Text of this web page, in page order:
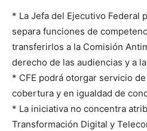
* La Jefa del Ejecutivo Federal
separa funciones de
transferirlos a la Comisión
derecho de las audiencias y a
* CFE podrá otorgar servicio
cobertura y en igualdad de
* La iniciativa no concentra
Transformación Digital y